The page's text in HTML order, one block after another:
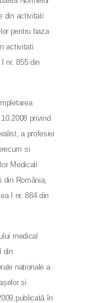
din activitati
pentru baza
activitati
nr. 855 din
privind
a profesiei
si
Medicali
din România,
I nr. 884 din
medical
din
nationale a
și
în